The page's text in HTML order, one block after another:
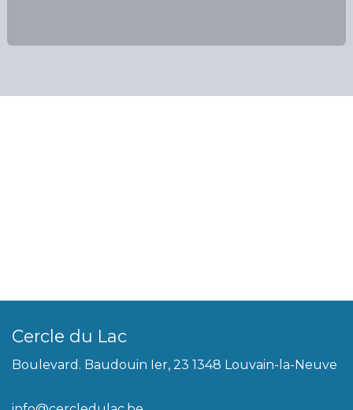
Cercle du Lac
Boulevard. Baudouin Ier, 23 1348 Louvain-la-Neuve